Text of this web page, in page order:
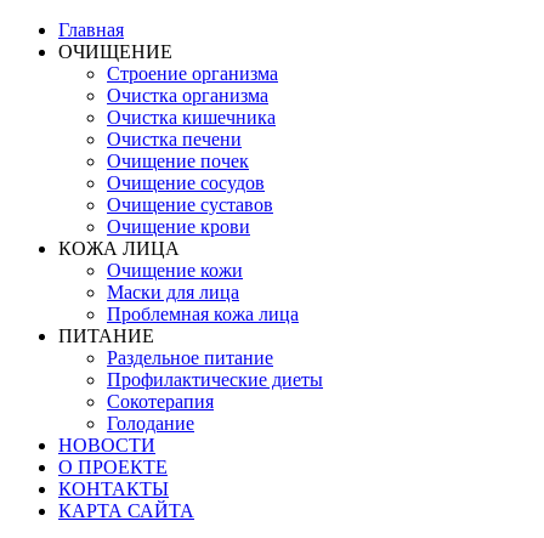
Главная
ОЧИЩЕНИЕ
Строение организма
Очистка организма
Очистка кишечника
Очистка печени
Очищение почек
Очищение сосудов
Очищение суставов
Очищение крови
КОЖА ЛИЦА
Очищение кожи
Маски для лица
Проблемная кожа лица
ПИТАНИЕ
Раздельное питание
Профилактические диеты
Сокотерапия
Голодание
НОВОСТИ
О ПРОЕКТЕ
КОНТАКТЫ
КАРТА САЙТА